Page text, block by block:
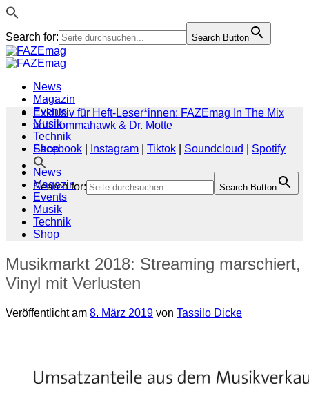
Search for: Search Button
Zum
Inhalt
News
Magazin
Events
Musik
Technik
Shop
Search for: Search Button
Exklusiv für Heft-Leser*innen: FAZEmag In The Mix
von Tommahawk & Dr. Motte
Facebook
Instagram Tiktok Soundcloud
Spotify
News
Magazin
Events
Musik
Technik
Shop
Musikmarkt 2018: Streaming marschiert,
Vinyl mit Verlusten
Veröffentlicht am 8. März 2019 von Tassilo Dicke